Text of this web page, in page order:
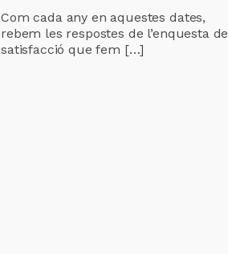
Com cada any en aquestes dates,
rebem les respostes de l’enquesta de
satisfacció que fem […]